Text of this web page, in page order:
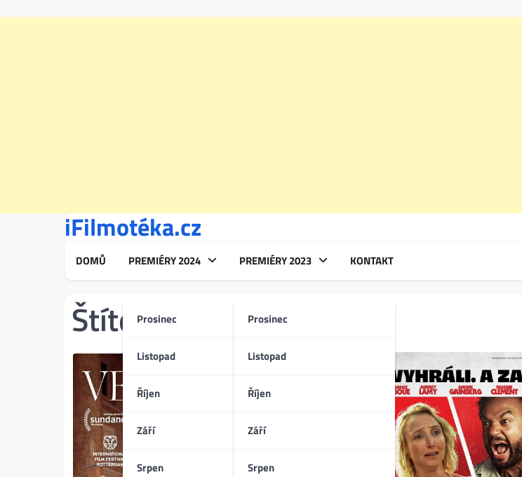
iFilmotéka.cz
DOMŮ PREMIÉRY 2024
Prosinec
Listopad
Říjen
Září
Srpen
PREMIÉRY 2023
Prosinec
Listopad
Říjen
Září
Srpen
KONTAKT
Štítek:bohatství